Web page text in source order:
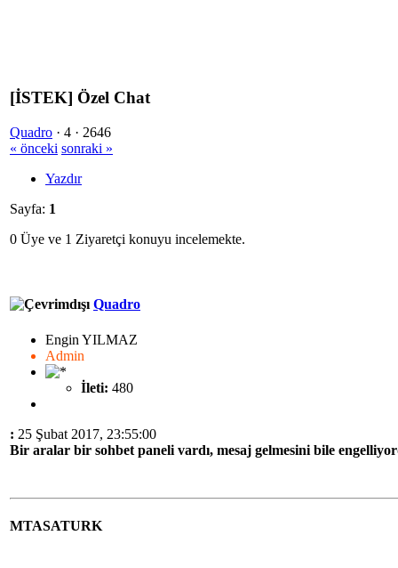
[İSTEK] Özel Chat
Quadro · 4 · 2646
« önceki sonraki »
Yazdır
Sayfa: 1
0 Üye ve 1 Ziyaretçi konuyu incelemekte.
Quadro
Engin YILMAZ
Admin
İleti: 480
: 25 Şubat 2017, 23:55:00
Bir aralar bir sohbet paneli vardı, mesaj gelmesini bile
MTASATURK